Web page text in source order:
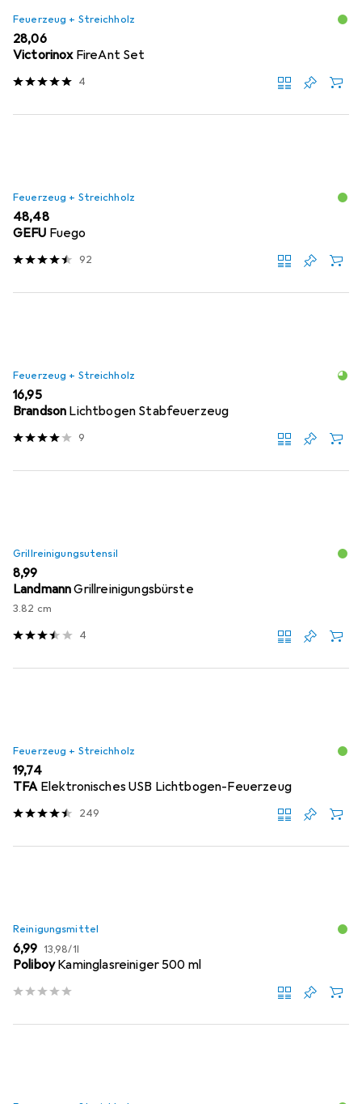
Feuerzeug + Streichholz
EUR
28,06
Victorinox FireAnt Set
4
Feuerzeug + Streichholz
EUR
48,48
GEFU Fuego
92
Feuerzeug + Streichholz
EUR
16,95
Brandson Lichtbogen Stabfeuerzeug
9
Grillreinigungsutensil
EUR
8,99
LandmannGrillreinigungsbürste
3.82 cm
4
Feuerzeug + Streichholz
EUR
19,74
TFA Elektronisches USB Lichtbogen-Feuerzeug
249
Reinigungsmittel
EUR
6,99 EUR
13,98/1l
PoliboyKaminglasreiniger 500 ml